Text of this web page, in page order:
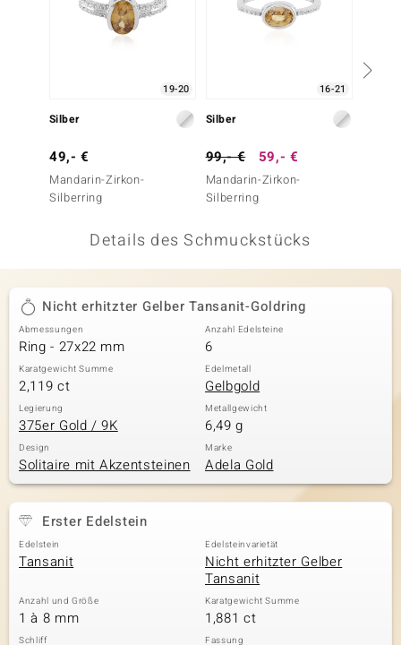
BY DE MELO
Classics
19-20
Silber
49,- €
Mandarin-Zirkon-
Silberring
16-21
Silber
99,- € 59,- €
Mandarin-Zirkon-
Silberring
Details des Schmuckstücks
Nicht erhitzter Gelber Tansanit-Goldring
Abmessungen
Ring - 27x22 mm
Anzahl Edelsteine
6
Karatgewicht Summe
2,119 ct
Edelmetall
Gelbgold
Legierung
375er Gold / 9K
Metallgewicht
6,49 g
Design
Solitaire mit Akzentsteinen
Marke
Adela Gold
Erster Edelstein
Edelstein
Tansanit
Edelsteinvarietät
Nicht erhitzter Gelber
Tansanit
Anzahl und Größe
1 à 8 mm
Karatgewicht Summe
1,881 ct
Schliff Fassung